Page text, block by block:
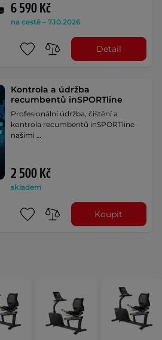
6 590 Kč
na cestě – 7.10.2026
Detail
Kontrola a údržba
recumbentů inSPORTline
Profesionální údržba, čištění a
kontrola recumbentů inSPORTline
našimi …
2 500 Kč
skladem
Koupit